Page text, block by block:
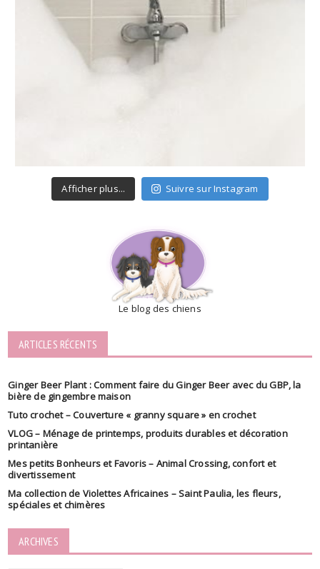
Afficher plus... Suivre sur Instagram
Le blog des chiens
ARTICLES RÉCENTS
Ginger Beer Plant : Comment faire du Ginger Beer avec du GBP, la
bière de gingembre maison
Tuto crochet – Couverture « granny square » en crochet
VLOG – Ménage de printemps, produits durables et décoration
printanière
Mes petits Bonheurs et Favoris – Animal Crossing, confort et
divertissement
Ma collection de Violettes Africaines – Saint Paulia, les fleurs,
spéciales et chimères
ARCHIVES